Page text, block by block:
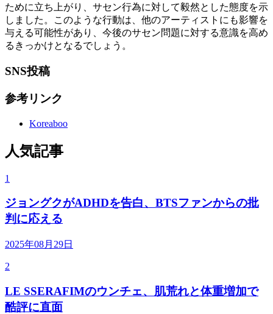
ために立ち上がり、サセン行為に対して毅然とした態度を示
しました。このような行動は、他のアーティストにも影響を
与える可能性があり、今後のサセン問題に対する意識を高め
るきっかけとなるでしょう。
SNS投稿
参考リンク
Koreaboo
人気記事
1
ジョングクがADHDを告白、BTSファンからの批
判に応える
2025年08月29日
2
LE SSERAFIMのウンチェ、肌荒れと体重増加で
酷評に直面